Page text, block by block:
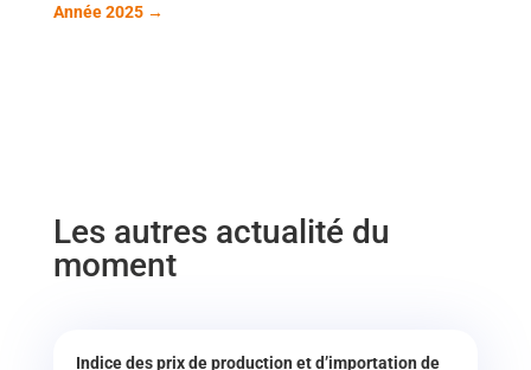
Année 2025→
Les autres actualité du
moment
Indice des prix de production et d’importation de